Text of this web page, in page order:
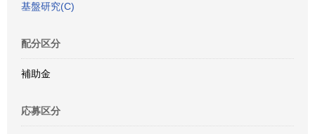
基盤研究(C)
配分区分
補助金
応募区分